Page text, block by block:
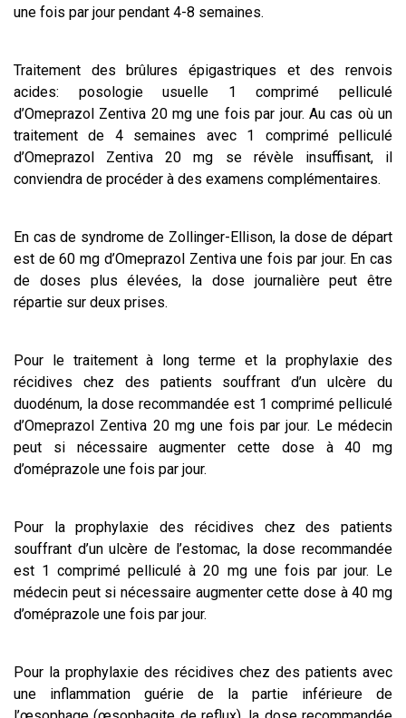
une fois par jour pendant 4-8 semaines.
Traitement des brûlures épigastriques et des renvois
acides: posologie usuelle 1 comprimé pelliculé
d’Omeprazol Zentiva 20 mg une fois par jour. Au cas où un
traitement de 4 semaines avec 1 comprimé pelliculé
d’Omeprazol Zentiva 20 mg se révèle insuffisant, il
conviendra de procéder à des examens complémentaires.
En cas de syndrome de Zollinger-Ellison, la dose de départ
est de 60 mg d’Omeprazol Zentiva une fois par jour. En cas
de doses plus élevées, la dose journalière peut être
répartie sur deux prises.
Pour le traitement à long terme et la prophylaxie des
récidives chez des patients souffrant d’un ulcère du
duodénum, la dose recommandée est 1 comprimé pelliculé
d’Omeprazol Zentiva 20 mg une fois par jour. Le médecin
peut si nécessaire augmenter cette dose à 40 mg
d’oméprazole une fois par jour.
Pour la prophylaxie des récidives chez des patients
souffrant d’un ulcère de l’estomac, la dose recommandée
est 1 comprimé pelliculé à 20 mg une fois par jour. Le
médecin peut si nécessaire augmenter cette dose à 40 mg
d’oméprazole une fois par jour.
Pour la prophylaxie des récidives chez des patients avec
une inflammation guérie de la partie inférieure de